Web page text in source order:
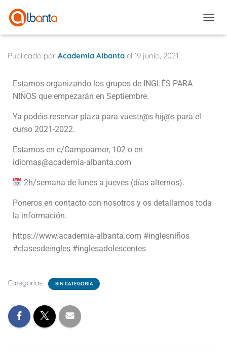
Publicado por Academia Albanta el 19 junio, 2021
Estamos organizando los grupos de INGLÉS PARA
NIÑOS que empezarán en Septiembre.
Ya podéis reservar plaza para vuestr@s hij@s para el
curso 2021-2022.
Estamos en c/Campoamor, 102 o en
idiomas@academia-albanta.com
2h/semana de lunes a jueves (días alternos).
Poneros en contacto con nosotros y os detallamos toda
la información.
https://www.academia-albanta.com #inglesniños
#clasesdeingles #inglesadolescentes
Categorías: SIN CATEGORÍA